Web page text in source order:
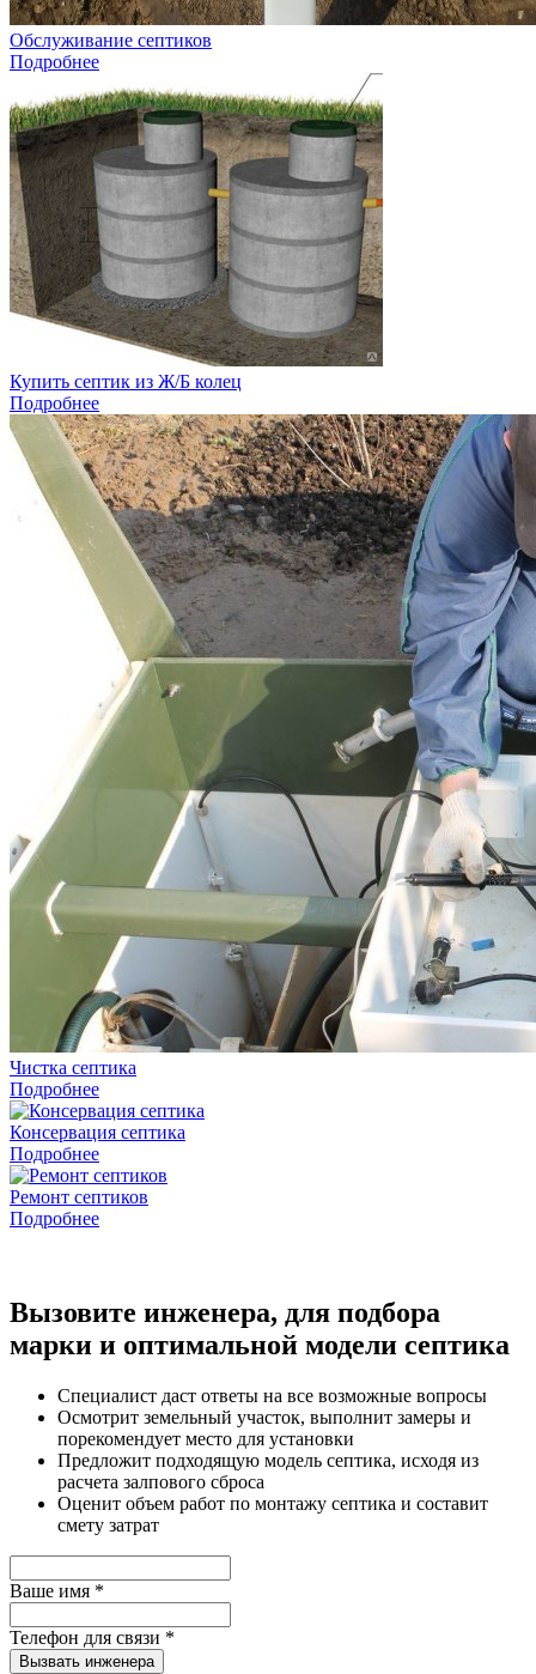
Обслуживание септиков
Подробнее
Купить септик из Ж/Б колец
Подробнее
Чистка септика
Подробнее
Консервация септика
Подробнее
Ремонт септиков
Подробнее
Вызовите инженера, для подбора
марки и оптимальной модели септика
Специалист даст ответы на все возможные вопросы
Осмотрит земельный участок, выполнит замеры и
порекомендует место для установки
Предложит подходящую модель септика, исходя из
расчета залпового сброса
Оценит объем работ по монтажу септика и составит
смету затрат
Ваше имя *
Телефон для связи *
Вызвать инженера